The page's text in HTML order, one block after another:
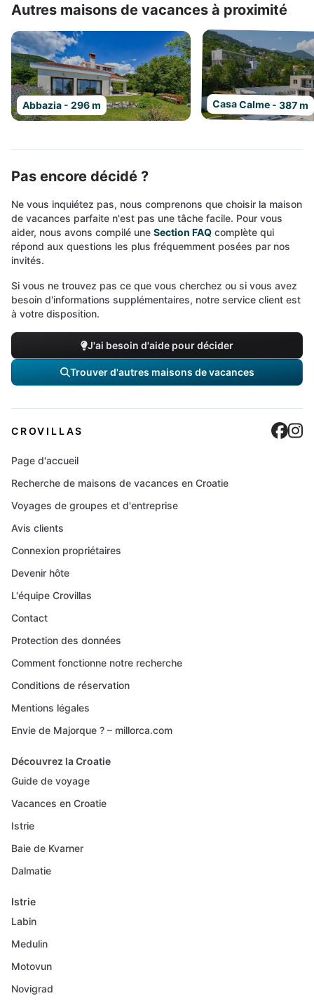
Autres maisons de vacances à proximité
Abbazia - 296 m Casa Calme - 387 m
Pas encore décidé ?
Ne vous inquiétez pas, nous comprenons que choisir la maison
de vacances parfaite n'est pas une tâche facile. Pour vous
aider, nous avons compilé une Section FAQ complète qui
répond aux questions les plus fréquemment posées par nos
invités.
Si vous ne trouvez pas ce que vous cherchez ou si vous avez
besoin d'informations supplémentaires, notre service client est
à votre disposition.
J'ai besoin d'aide pour décider
Trouver d'autres maisons de vacances
CROVILLAS
Page d'accueil
Recherche de maisons de vacances en Croatie
Voyages de groupes et d'entreprise
Avis clients
Connexion propriétaires
Devenir hôte
L'équipe Crovillas
Contact
Protection des données
Comment fonctionne notre recherche
Conditions de réservation
Mentions légales
Envie de Majorque ? – millorca.com
Découvrez la Croatie
Guide de voyage
Vacances en Croatie
Istrie
Baie de Kvarner
Dalmatie
Istrie
Labin
Medulin
Motovun
Novigrad